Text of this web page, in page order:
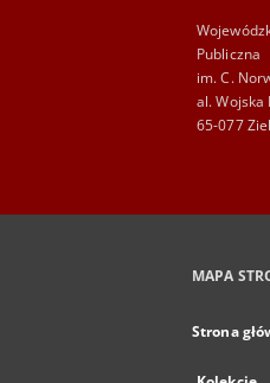
Publiczna
im. C.
al. Wojska
65-077
MAPA
Strona